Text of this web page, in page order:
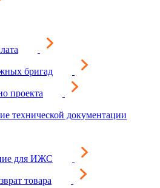
бригад
проекта
технической документации
для ИЖС
товара